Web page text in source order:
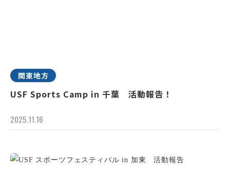
関東地方
USF Sports Camp in 千葉 活動報告！
2025.11.16